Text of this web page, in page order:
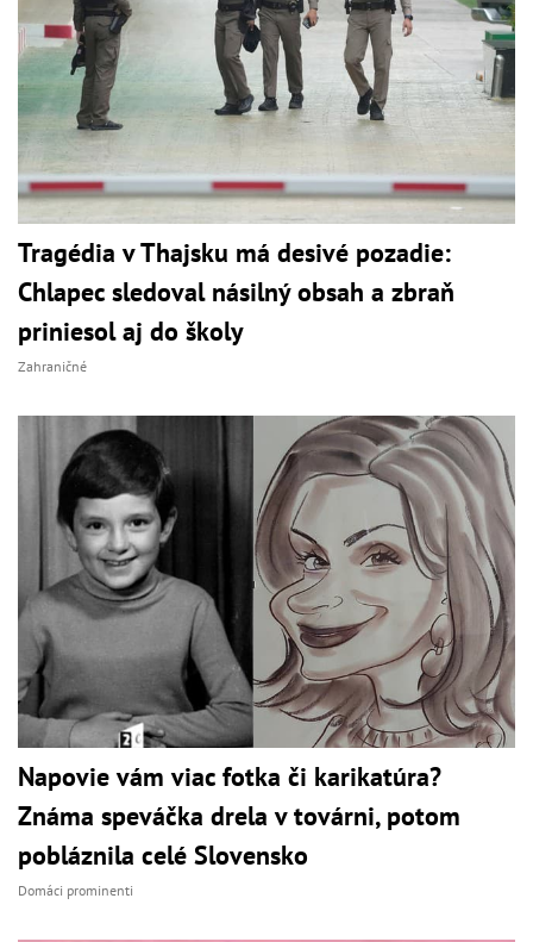
Tragédia v Thajsku má desivé pozadie:
Chlapec sledoval násilný obsah a zbraň
priniesol aj do školy
Zahraničné
Napovie vám viac fotka či karikatúra?
Známa speváčka drela v továrni, potom
pobláznila celé Slovensko
Domáci prominenti